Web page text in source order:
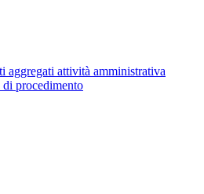
aggregati attività amministrativa
procedimento